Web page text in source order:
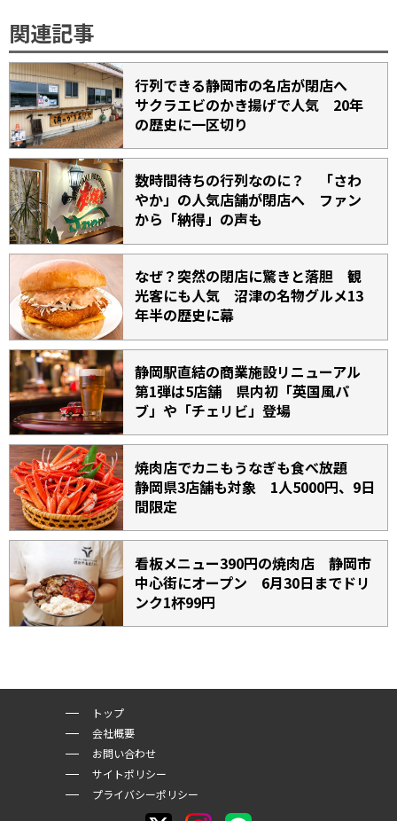
関連記事
行列できる静岡市の名店が閉店へ
サクラエビのかき揚げで人気 20年
の歴史に一区切り
数時間待ちの行列なのに？ 「さわ
やか」の人気店舗が閉店へ ファン
から「納得」の声も
なぜ？突然の閉店に驚きと落胆 観
光客にも人気 沼津の名物グルメ13
年半の歴史に幕
静岡駅直結の商業施設リニューアル
第1弾は5店舗 県内初「英国風パ
ブ」や「チェリビ」登場
焼肉店でカニもうなぎも食べ放題
静岡県3店舗も対象 1人5000円、9日
間限定
看板メニュー390円の焼肉店 静岡市
中心街にオープン 6月30日までドリ
ンク1杯99円
トップ
会社概要
お問い合わせ
サイトポリシー
プライバシーポリシー